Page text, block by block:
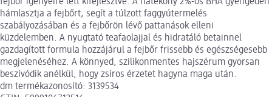
hámlasztja a fejbőrt, segít a túlzott faggyútermelés
szabályozásában és a fejbőrön lévő pattanások elleni
küzdelemben. A nyugtató teafaolajjal és hidratáló betainnel
gazdagított formula hozzájárul a fejbőr frissebb és egészségesebb
megjelenéséhez. A könnyed, szilikonmentes hajszérum gyorsan
beszívódik anélkül, hogy zsíros érzetet hagyna maga után.
dm termékazonosító: 3139534